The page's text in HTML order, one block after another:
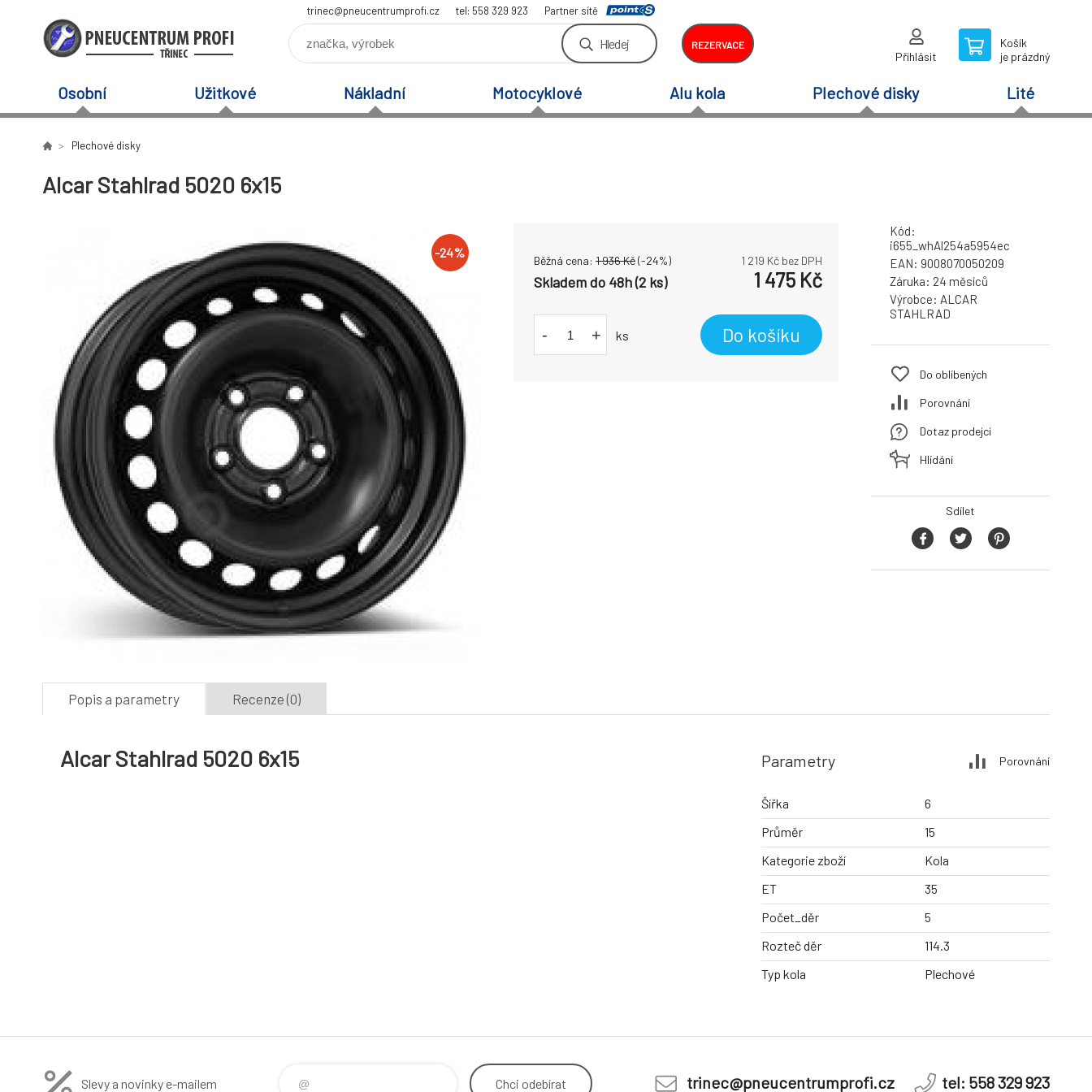
trinec@pneucentrumprofi.cz tel: 558 329 923 Partner sítě
Hledej REZERVACE
Přihlásit
Košík
je prázdný
Osobní Užitkové Nákladní Motocyklové Alu kola Plechové disky Lité
Plechové disky
Alcar Stahlrad 5020 6x15
-24%
Běžná cena: 1 936Kč(-24%) 1 219 Kč bez DPH
Skladem do 48h (2 ks) 1 475 Kč
- + ks Do košíku
Kód:
i655_whAl254a5954ec
EAN: 9008070050209
Záruka: 24 měsíců
Výrobce: ALCAR
STAHLRAD
Do oblíbených
Porovnání
Dotaz prodejci
Hlídání
Sdílet
Popis a parametry Recenze (0)
Alcar Stahlrad 5020 6x15 Parametry Porovnání
Šířka
6
Průměr
15
Kategorie zboží
Kola
ET
35
Počet_děr
5
Rozteč děr
114.3
Typ kola
Plechové
Slevy a novinky e-mailem Chci odebírat trinec@pneucentrumprofi.cz tel: 558 329 923